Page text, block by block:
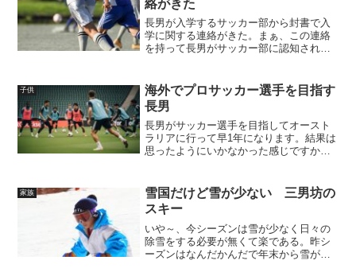
絡がきた
長男が入学するサッカー部から封書で入
学に関する連絡がきた。まぁ、この連絡
を持って長男がサッカー部に認知されて
それは部費やら寮費やらの費用の件であ
る。協賛金、部費、入寮費...
子供
海外でプロサッカー選手を目指す
長男
長男がサッカー選手を目指してオースト
ラリアに行って早1年になります。結果は
思ったようにいかなかった感じですか
資金を貯めているようです。当初来年1月
には一度帰国して、そ...
家族
雪国だけど雪が少ない 三男坊の
スキー
いや～、今シーズンは雪が少なく日々の
除雪をする必要が無くて楽である。昨シ
ーズンはなんだかんだで年末から雪が降